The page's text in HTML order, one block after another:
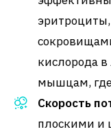
кислорода
мышцам,
Скорость
плоскими и